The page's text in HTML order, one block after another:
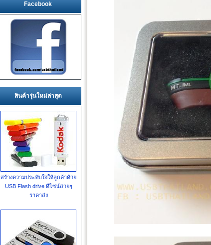
Facebook
สินค้ารุ่นใหม่ล่าสุด
สร้างความประทับใจให้ลูกค้าด้วย
USB Flash drive ดีไซน์สวยๆ
ราคาส่ง